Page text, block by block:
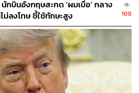
บินอังกฤษสะกด ‘ผมเบื่อ’ กลาง
ลงโทษ ชี้ใช้ทักษะสูง
100